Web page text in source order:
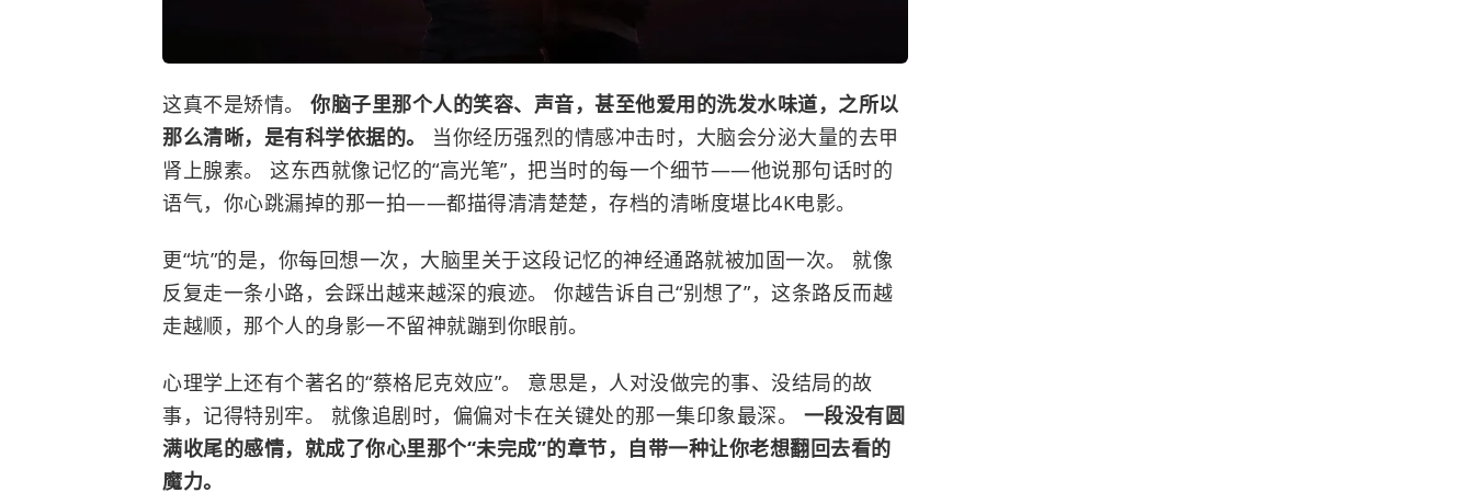
这真不是矫情。 你脑子里那个人的笑容、声音，甚至他爱用的洗发水味道，之所以
那么清晰，是有科学依据的。 当你经历强烈的情感冲击时，大脑会分泌大量的去甲
肾上腺素。 这东西就像记忆的“高光笔”，把当时的每一个细节——他说那句话时的
语气，你心跳漏掉的那一拍——都描得清清楚楚，存档的清晰度堪比4K电影。
更“坑”的是，你每回想一次，大脑里关于这段记忆的神经通路就被加固一次。 就像
反复走一条小路，会踩出越来越深的痕迹。 你越告诉自己“别想了”，这条路反而越
走越顺，那个人的身影一不留神就蹦到你眼前。
心理学上还有个著名的“蔡格尼克效应”。 意思是，人对没做完的事、没结局的故
事，记得特别牢。 就像追剧时，偏偏对卡在关键处的那一集印象最深。 一段没有圆
满收尾的感情，就成了你心里那个“未完成”的章节，自带一种让你老想翻回去看的
魔力。